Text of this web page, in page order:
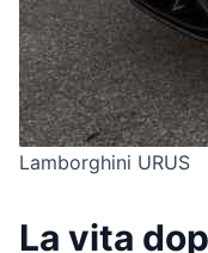
Lamborghini URUS
La vita